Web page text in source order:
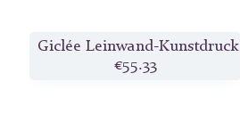
Giclée Leinwand-Kunstdruck
€55.33